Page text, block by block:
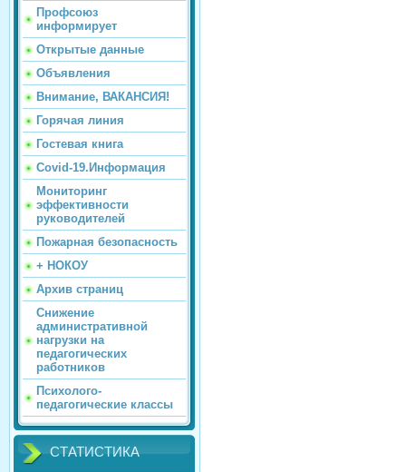
Профсоюз
информирует
Открытые данные
Объявления
Внимание, ВАКАНСИЯ!
Горячая линия
Гостевая книга
Covid-19.Информация
Мониторинг
эффективности
руководителей
Пожарная безопасность
+ НОКОУ
Архив страниц
Снижение
административной
нагрузки на
педагогических
работников
Психолого-
педагогические классы
СТАТИСТИКА